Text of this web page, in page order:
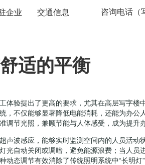
企业 交通信息 咨询电话（
适的平衡
体验提出了更高的要求，尤其在高层写字楼
，不仅能够显著降低电能消耗，还能为办公
调节光照，兼顾节能与人体感受，成为提升
声波感应，能够实时监测空间内的人员活动
光自动关闭或调暗，避免能源浪费；当人员
动态调节有效消除了传统照明系统中“长明